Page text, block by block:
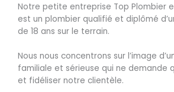
Notre petite entreprise Top Plombier
est un plombier qualifié et diplômé
de 18 ans sur le terrain.
Nous nous concentrons sur l’image
familiale et sérieuse qui ne demande
et fidéliser notre clientèle.